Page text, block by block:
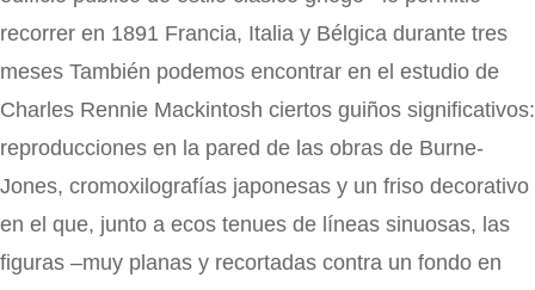
recorrer en 1891 Francia, Italia y Bélgica durante tres
meses También podemos encontrar en el estudio de
Charles Rennie Mackintosh ciertos guiños significativos:
reproducciones en la pared de las obras de Burne-
Jones, cromoxilografías japonesas y un friso decorativo
en el que, junto a ecos tenues de líneas sinuosas, las
figuras –muy planas y recortadas contra un fondo en